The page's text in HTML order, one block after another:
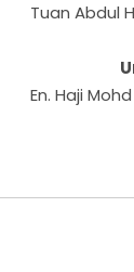
Tuan Abdul
En. Haji